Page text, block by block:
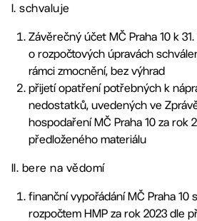
I. schvaluje
Závěrečný účet MČ Praha 10 k
o rozpočtových úpravách
rámci zmocnění, bez výhrad
přijetí opatření potřebných k
nedostatků, uvedených ve
hospodaření MČ Praha 10 za rok
předloženého materiálu
II. bere na vědomí
finanční vypořádání MČ Praha 10
rozpočtem HMP za rok 2023 dle